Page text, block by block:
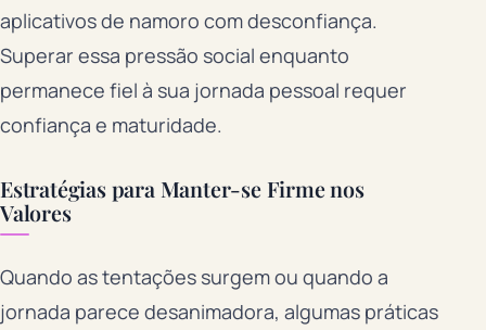
aplicativos de namoro com desconfiança.
Superar essa pressão social enquanto
permanece fiel à sua jornada pessoal requer
confiança e maturidade.
Estratégias para Manter-se Firme nos
Valores
Quando as tentações surgem ou quando a
jornada parece desanimadora, algumas práticas